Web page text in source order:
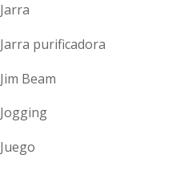
Jarra
Jarra purificadora
Jim Beam
Jogging
Juego